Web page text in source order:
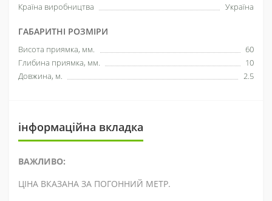
Країна виробництва
Україна
ГАБАРИТНІ РОЗМІРИ
Висота приямка, мм.
60
Глибина приямка, мм.
10
Довжина, м.
2.5
інформаційна вкладка
ВАЖЛИВО:
ЦІНА ВКАЗАНА ЗА ПОГОННИЙ МЕТР.